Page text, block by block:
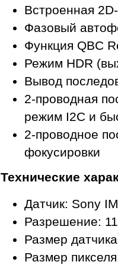
Встроенная
Фазовый
Функция QBC
Режим HDR
Вывод
2-проводная
режим I2C и
2-проводное
фокусировки
Технические
Датчик: Sony
Разрешение:
Размер
Размер